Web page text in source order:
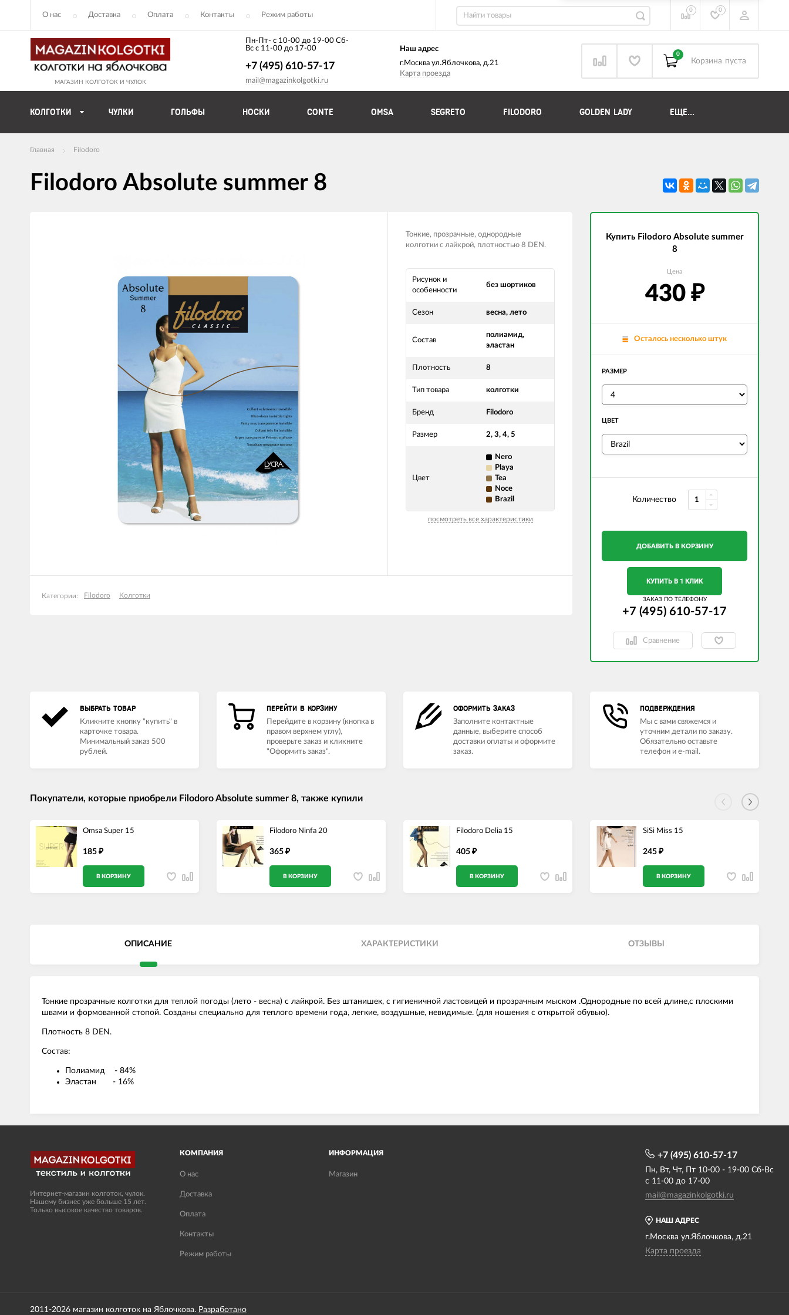
О нас Доставка Оплата Контакты Режим работы
0 0
МАГАЗИН КОЛГОТОК И ЧУЛОК
Пн-Пт- с 10-00 до 19-00 Сб-
Вс с 11-00 до 17-00
+7 (495) 610-57-17
mail@magazinkolgotki.ru
Наш адрес
г.Москва ул.Яблочкова, д.21
Карта проезда
0
Корзина пуста
КОЛГОТКИ ЧУЛКИ ГОЛЬФЫ НОСКИ CONTE OMSA SEGRETO FILODORO GOLDEN LADY ЕЩЕ...
Главная Filodoro
Filodoro Absolute summer 8
Тонкие, прозрачные, однородные
колготки с лайкрой, плотностью 8 DEN.
Рисунок и
особенности
без шортиков
Сезон весна, лето
Состав
полиамид,
эластан
Плотность 8
Тип товара колготки
Бренд Filodoro
Размер 2, 3, 4, 5
Цвет
Nero
Playa
Tea
Noce
Brazil
посмотреть все характеристики
Категории: Filodoro Колготки
Купить Filodoro Absolute summer
8
Цена
430 ₽
Осталось несколько штук
РАЗМЕР
ЦВЕТ
Количество
ДОБАВИТЬ В КОРЗИНУ
КУПИТЬ В 1 КЛИК
ЗАКАЗ ПО ТЕЛЕФОНУ
+7 (495) 610-57-17
Сравнение
ВЫБРАТЬ ТОВАР
Кликните кнопку "купить" в
карточке товара.
Минимальный заказ 500
рублей.
ПЕРЕЙТИ В КОРЗИНУ
Перейдите в корзину (кнопка в
правом верхнем углу),
проверьте заказ и кликните
"Оформить заказ".
ОФОРМИТЬ ЗАКАЗ
Заполните контактные
данные, выберите способ
доставки оплаты и оформите
заказ.
ПОДВЕРЖДЕНИЯ
Мы с вами свяжемся и
уточним детали по заказу.
Обязательно оставьте
телефон и e-mail.
Покупатели, которые приобрели Filodoro Absolute summer 8, также купили
Omsa Super 15
185 ₽
В КОРЗИНУ
Filodoro Ninfa 20
365 ₽
В КОРЗИНУ
Filodoro Delia 15
405 ₽
В КОРЗИНУ
SiSi Miss 15
245 ₽
В КОРЗИНУ
ОПИСАНИЕ ХАРАКТЕРИСТИКИ ОТЗЫВЫ
Тонкие прозрачные колготки для теплой погоды (лето - весна) с лайкрой. Без штанишек, с гигиеничной ластовицей и прозрачным мыском .Однородные по всей длине,с плоскими
швами и формованной стопой. Созданы специально для теплого времени года, легкие, воздушные, невидимые. (для ношения с открытой обувью).
Плотность 8 DEN.
Состав:
Полиамид - 84%
Эластан - 16%
Интернет-магазин колготок, чулок.
Нашему бизнес уже больше 15 лет.
Только высокое качество товаров.
КОМПАНИЯ
О нас
Доставка
Оплата
Контакты
Режим работы
ИНФОРМАЦИЯ
Магазин
НАШ АДРЕС
г.Москва ул.Яблочкова, д.21
Карта проезда
+7 (495) 610-57-17
Пн, Вт, Чт, Пт 10-00 - 19-00 Сб-Вс
с 11-00 до 17-00
mail@magazinkolgotki.ru
2011-2026 магазин колготок на Яблочкова. Разработано